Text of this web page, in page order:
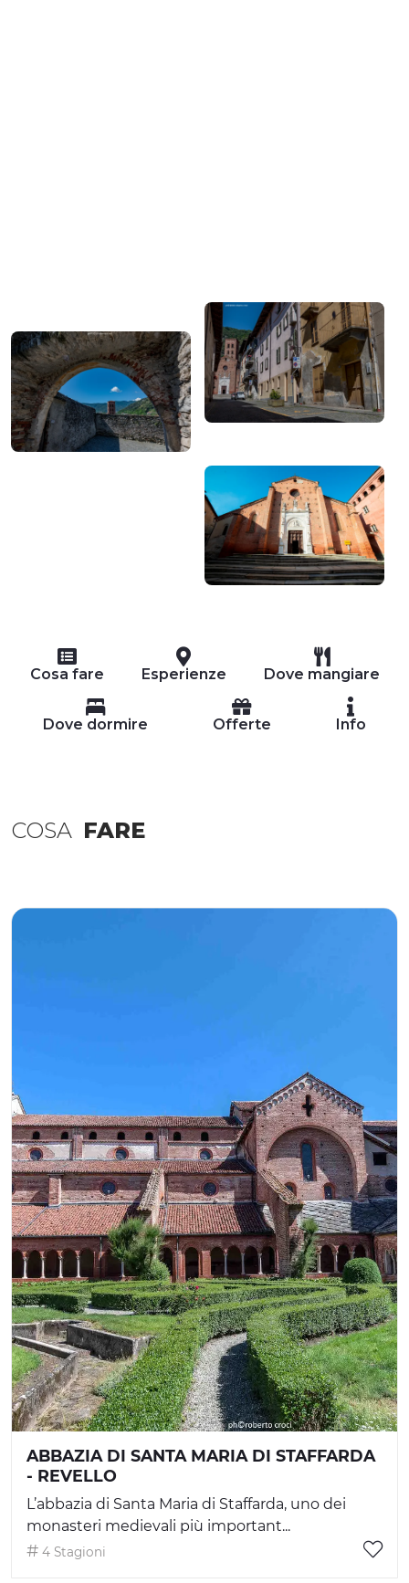
Cosa fare Esperienze Dove mangiare
Dove dormire Offerte Info
COSA FARE
ABBAZIA DI SANTA MARIA DI STAFFARDA
- REVELLO
L’abbazia di Santa Maria di Staffarda, uno dei
monasteri medievali più important...
4 Stagioni